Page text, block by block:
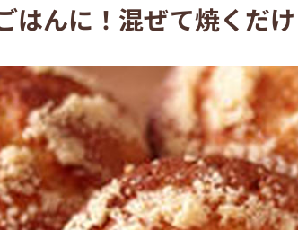
はんに！混ぜて焼くだけ